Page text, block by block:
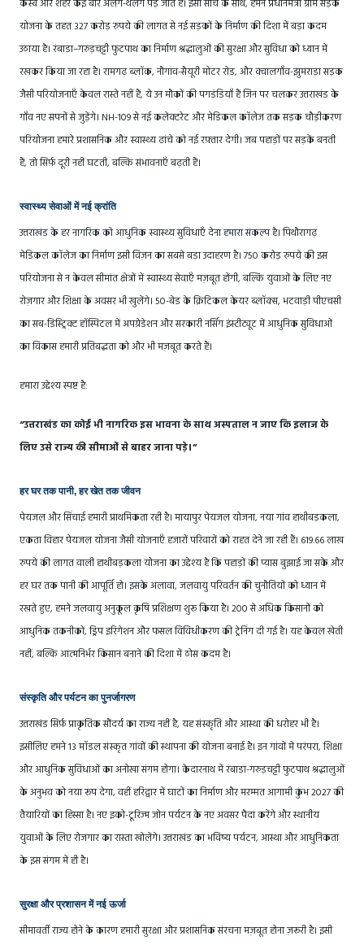
कस्बे और शहर कई बार अलग-थलग पड़ जाते हैं। इसी सोच के साथ, हमने प्रधानमंत्री ग्राम सड़क
योजना के तहत 327 करोड़ रुपये की लागत से नई सड़कों के निर्माण की दिशा में बड़ा कदम
उठाया है। रंबाडा–गरुड़चट्टी फुटपाथ का निर्माण श्रद्धालुओं की सुरक्षा और सुविधा को ध्यान में
रखकर किया जा रहा है। रामगढ़ ब्लॉक, नौगांव-सैयूरी मोटर रोड, और क्वालगाँव-झुमराड़ा सड़क
जैसी परियोजनाएँ केवल रास्ते नहीं हैं, ये उन मौकों की पगडंडियाँ हैं जिन पर चलकर उत्तराखंड के
गाँव नए सपनों से जुड़ेंगे। NH-109 से नई कलेक्टरेट और मेडिकल कॉलेज तक सड़क चौड़ीकरण
परियोजना हमारे प्रशासनिक और स्वास्थ्य ढांचे को नई रफ़्तार देगी। जब पहाड़ों पर सड़कें बनती
हैं, तो सिर्फ़ दूरी नहीं घटती, बल्कि संभावनाएँ बढ़ती हैं।
स्वास्थ्य सेवाओं में नई क्रांति
उत्तराखंड के हर नागरिक को आधुनिक स्वास्थ्य सुविधाएँ देना हमारा संकल्प है। पिथौरागढ़
मेडिकल कॉलेज का निर्माण इसी विज़न का सबसे बड़ा उदाहरण है। 750 करोड़ रुपये की इस
परियोजना से न केवल सीमांत क्षेत्रों में स्वास्थ्य सेवाएँ मज़बूत होंगी, बल्कि युवाओं के लिए नए
रोज़गार और शिक्षा के अवसर भी खुलेंगे। 50-बेड के क्रिटिकल केयर ब्लॉक्स, भटवाड़ी पीएचसी
का सब-डिस्ट्रिक्ट हॉस्पिटल में अपग्रेडेशन और सरकारी नर्सिंग इंस्टीट्यूट में आधुनिक सुविधाओं
का विकास हमारी प्रतिबद्धता को और भी मज़बूत करते हैं।
हमारा उद्देश्य स्पष्ट है:
“उत्तराखंड का कोई भी नागरिक इस भावना के साथ अस्पताल न जाए कि इलाज के
लिए उसे राज्य की सीमाओं से बाहर जाना पड़े।”
हर घर तक पानी, हर खेत तक जीवन
पेयजल और सिंचाई हमारी प्राथमिकता रही है। मायापुर पेयजल योजना, नया गांव हाथीबड़कला,
एकता विहार पेयजल योजना जैसी योजनाएँ हजारों परिवारों को राहत देने जा रही हैं। 619.66 लाख
रुपये की लागत वाली हाथीबड़कला योजना का उद्देश्य है कि पहाड़ों की प्यास बुझाई जा सके और
हर घर तक पानी की आपूर्ति हो। इसके अलावा, जलवायु परिवर्तन की चुनौतियों को ध्यान में
रखते हुए, हमने जलवायु अनुकूल कृषि प्रशिक्षण शुरू किया है। 200 से अधिक किसानों को
आधुनिक तकनीकों, ड्रिप इरिगेशन और फसल विविधीकरण की ट्रेनिंग दी गई है। यह केवल खेती
नहीं, बल्कि आत्मनिर्भर किसान बनाने की दिशा में ठोस कदम है।
संस्कृति और पर्यटन का पुनर्जागरण
उत्तराखंड सिर्फ़ प्राकृतिक सौंदर्य का राज्य नहीं है, यह संस्कृति और आस्था की धरोहर भी है।
इसीलिए हमने 13 मॉडल संस्कृत गांवों की स्थापना की योजना बनाई है। इन गांवों में परंपरा, शिक्षा
और आधुनिक सुविधाओं का अनोखा संगम होगा। केदारनाथ में रंबाडा-गरुड़चट्टी फुटपाथ श्रद्धालुओं
के अनुभव को नया रूप देगा, वहीं हरिद्वार में घाटों का निर्माण और मरम्मत आगामी कुंभ 2027 की
तैयारियों का हिस्सा है। नए इको-टूरिज्म जोन पर्यटन के नए अवसर पैदा करेंगे और स्थानीय
युवाओं के लिए रोजगार का रास्ता खोलेंगे। उत्तराखंड का भविष्य पर्यटन, आस्था और आधुनिकता
के इस संगम में ही है।
सुरक्षा और प्रशासन में नई ऊर्जा
सीमावर्ती राज्य होने के कारण हमारी सुरक्षा और प्रशासनिक संरचना मज़बूत होना ज़रूरी है। इसी